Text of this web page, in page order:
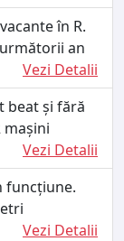
în R.
an
Vezi Detalii
beat și fără
mașini
Vezi Detalii
funcțiune.
Vezi Detalii